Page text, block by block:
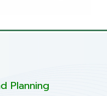
Planning